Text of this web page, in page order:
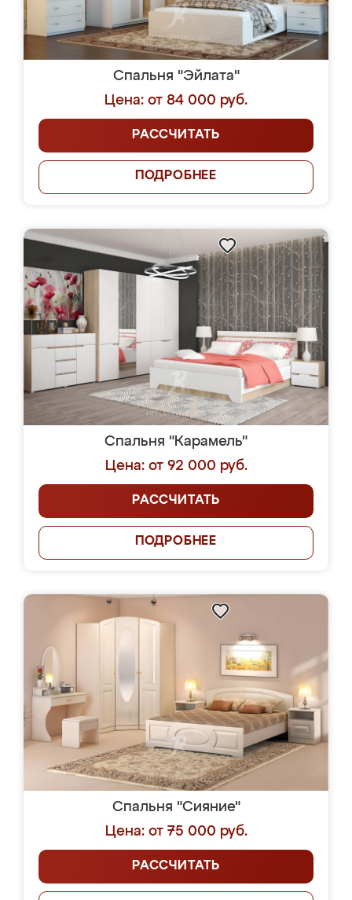
Спальня "Эйлата"
Цена: от 84 000 руб.
РАССЧИТАТЬ
ПОДРОБНЕЕ
Спальня "Карамель"
Цена: от 92 000 руб.
РАССЧИТАТЬ
ПОДРОБНЕЕ
Спальня "Сияние"
Цена: от 75 000 руб.
РАССЧИТАТЬ